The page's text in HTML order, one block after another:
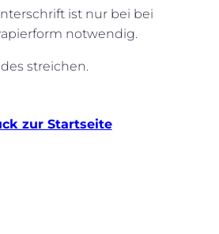
ist nur bei bei
notwendig.
streichen.
zur Startseite